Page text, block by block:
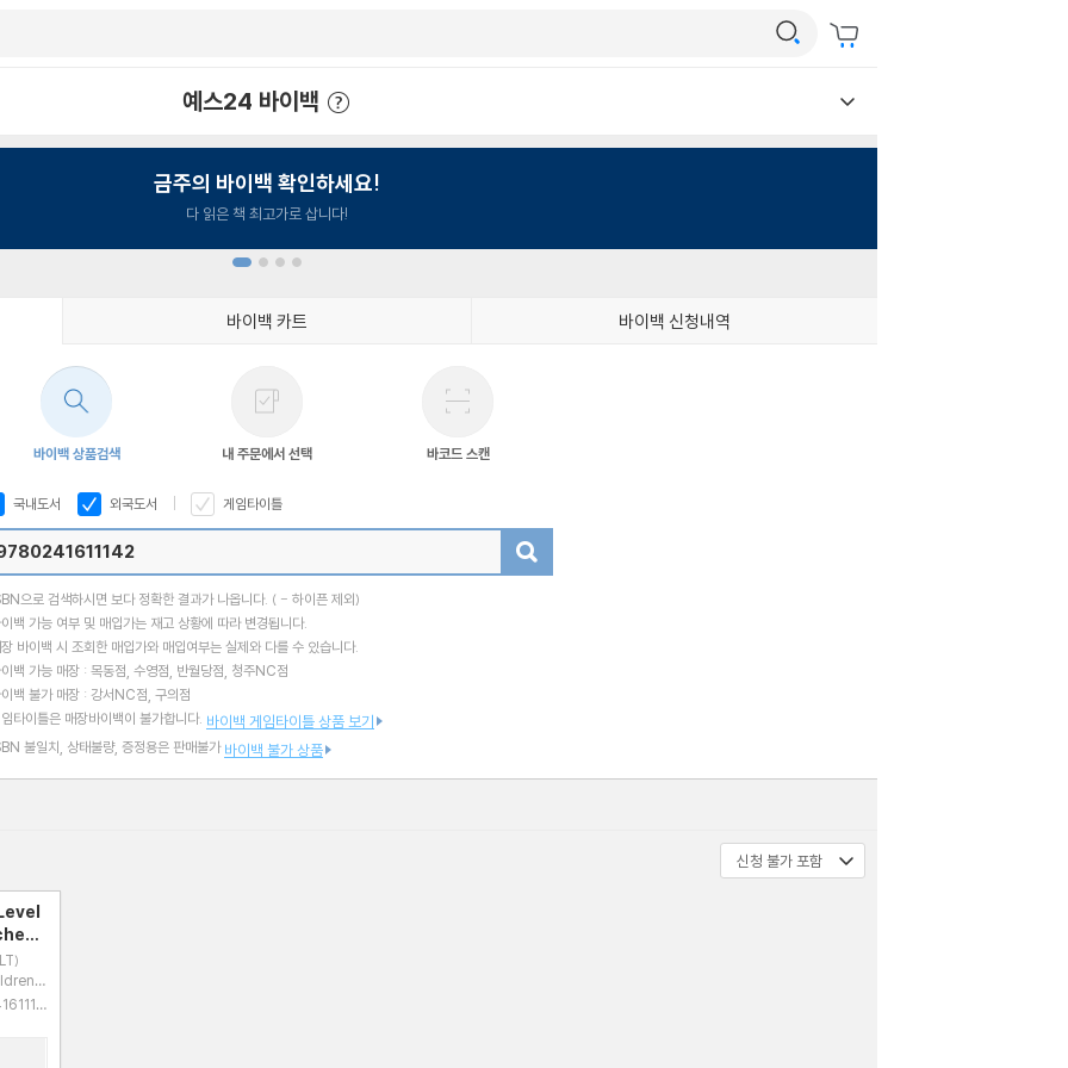
예스24 바이백
금주의 바이백 확인하세요!
다 읽은 책 최고가로 삽니다!
바이백 카트 바이백 신청내역
바이백 상품검색 내 주문에서 선택 바코드 스캔
국내도서 외국도서 게임타이틀
으로 검색하시면 보다 정확한 결과가 나옵니다. ( - 하이픈 제외)
백 가능 여부 및 매입가는 재고 상황에 따라 변경됩니다.
바이백 시 조회한 매입가와 매입여부는 실제와 다를 수 있습니다.
백 가능 매장 : 목동점, 수영점, 반월당점, 청주NC점
백 불가 매장 : 강서NC점, 구의점
타이틀은 매장바이백이 불가합니다. 바이백 게임타이틀 상품 보기
불일치, 상태불량, 증정용은 판매불가 바이백 불가 상품